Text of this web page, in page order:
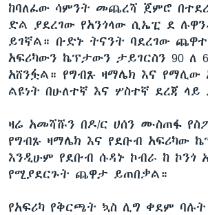
ከባለፈው ሳምንት መጨረሻ ጀምሮ
ድል ያደረገው የአንጎላው ሲኤፒ ደ
ይገኛል። ቡድኑ ትናንት ባደረገው
አፍሪካውን ኬፕታውን ታይገርስን 90 ለ
አሸንፏል። የግብጹ ዛማሌክ እና የማሊው
ልዩነት በሁለተኛ እና ሦስተኛ ደረጃ ላይ
ዛሬ አመሻሹን በዶ/ር ሀሰን ሙስጠፋ
የግብጹ ዛማሌክ እና የደቡብ አፍሪካው
እንዲሁም የደቡብ ሱዳኑ ኮብራ ከ ኮንጎ
የሚያደርጉት ጨዋታ ይጠበቃል።
የአፍሪካ የቅርጫት ኳስ ሊግ ቀደም